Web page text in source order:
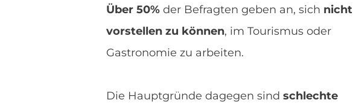
Über 50% der Befragten geben an, sich nicht
vorstellen zu können, im Tourismus oder
Gastronomie zu arbeiten.
Die Hauptgründe dagegen sind schlechte